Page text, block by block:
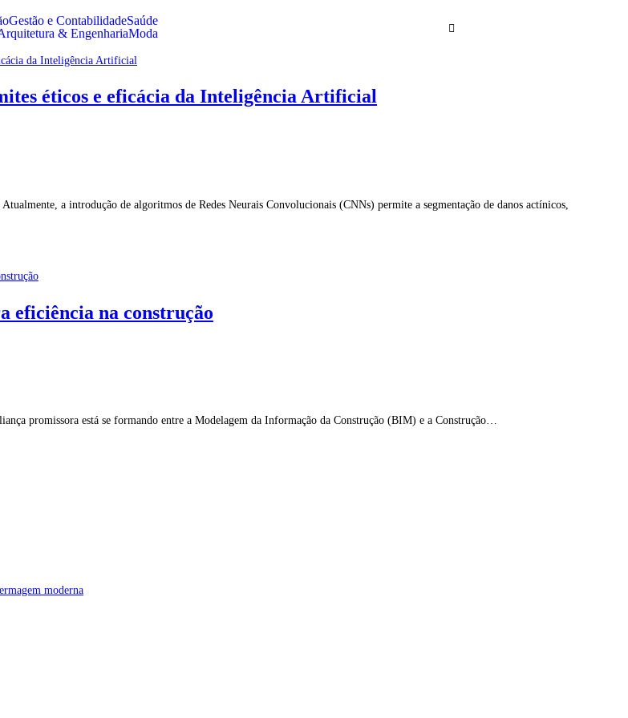
Gestão e ContabilidadeSaúde
& EngenhariaModa
éticos e eficácia da Inteligência Artificial
a introdução de algoritmos de Redes Neurais Convolucionais (CNNs) permite a segmentação de danos actínicos,
eficiência na construção
promissora está se formando entre a Modelagem da Informação da Construção (BIM) e a Construção…
moderna